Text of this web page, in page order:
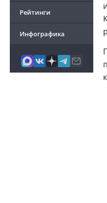
Рейтинги
Инфографика